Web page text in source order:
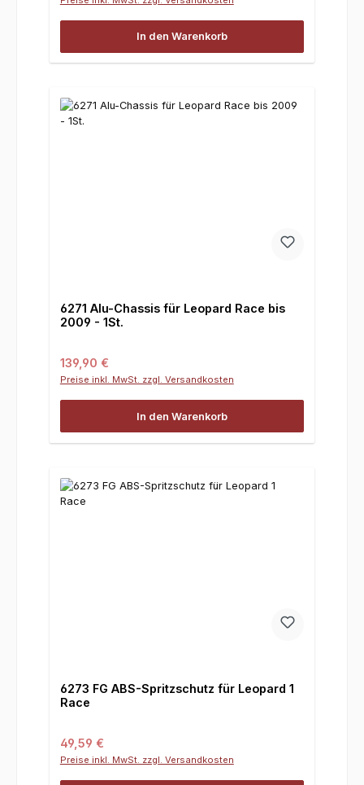
In den Warenkorb
6271 Alu-Chassis für Leopard Race bis
2009 - 1St.
Regulärer Preis:
139,90 €
Preise inkl. MwSt. zzgl. Versandkosten
In den Warenkorb
6273 FG ABS-Spritzschutz für Leopard 1
Race
Regulärer Preis:
49,59 €
Preise inkl. MwSt. zzgl. Versandkosten